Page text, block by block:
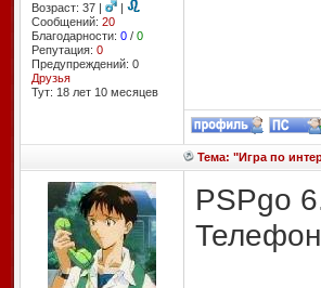
Возраст: 37 |
|
Сообщений: 20
Благодарности: 0/ 0
Репутация: 0
Предупреждений: 0
Друзья
Тут: 18 лет 10 месяцев
Тема: "Игра по
PSPgo